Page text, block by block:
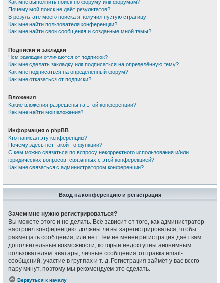
Как мне выполнить поиск по форуму или форумам?
Почему мой поиск не даёт результатов?
В результате моего поиска я получил пустую страницу!
Как мне найти пользователя конференции?
Как мне найти свои сообщения и созданные мной темы?
Подписки и закладки
Чем закладки отличаются от подписок?
Как мне сделать закладку или подписаться на определённую тему?
Как мне подписаться на определённый форум?
Как мне отказаться от подписки?
Вложения
Какие вложения разрешены на этой конференции?
Как мне найти мои вложения?
Информация о phpBB
Кто написал эту конференцию?
Почему здесь нет такой-то функции?
С кем можно связаться по вопросу некорректного использования и/или
юридических вопросов, связанных с этой конференцией?
Как мне связаться с администратором конференции?
Вход на конференцию и регистрация
Зачем мне нужно регистрироваться?
Вы можете этого и не делать. Всё зависит от того, как администратор
настроил конференцию: должны ли вы зарегистрироваться, чтобы
размещать сообщения, или нет. Тем не менее регистрация даёт вам
дополнительные возможности, которые недоступны анонимным
пользователям: аватары, личные сообщения, отправка email-
сообщений, участие в группах и т. д. Регистрация займёт у вас всего
пару минут, поэтому мы рекомендуем это сделать.
Вернуться к началу